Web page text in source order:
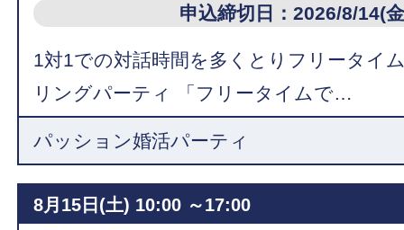
申込締切日：2026/8/14(
1対1での対話時間を多くとりフリータイ
リングパーティ 「フリータイムで…
パッション婚活パーティ
8月15日(土) 10:00 ～17:00